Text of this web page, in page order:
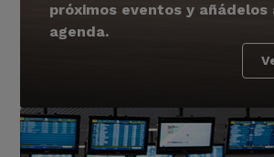
próximos eventos y añádelos
agenda.